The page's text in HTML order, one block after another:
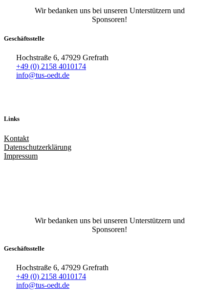
Wir bedanken uns bei unseren Unterstützern und
Sponsoren!
Geschäftsstelle
Hochstraße 6, 47929 Grefrath
+49 (0) 2158 4010174
info@tus-oedt.de
Links
Kontakt
Datenschutzerklärung
Impressum
Wir bedanken uns bei unseren Unterstützern und
Sponsoren!
Geschäftsstelle
Hochstraße 6, 47929 Grefrath
+49 (0) 2158 4010174
info@tus-oedt.de